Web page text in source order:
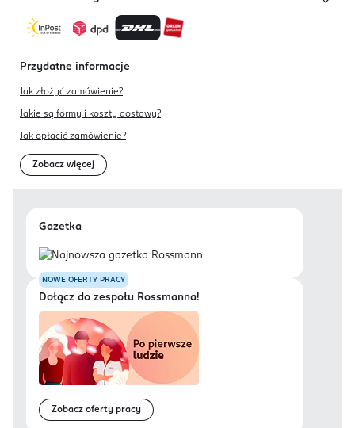
Przydatne informacje
Jak złożyć zamówienie?
Jakie są formy i koszty dostawy?
Jak opłacić zamówienie?
Zobacz więcej
Gazetka
NOWE OFERTY PRACY
Dołącz do zespołu Rossmanna!
Zobacz oferty pracy